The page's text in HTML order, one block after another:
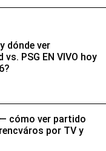
dónde ver
PSG EN VIVO hoy
— cómo ver partido
por TV y